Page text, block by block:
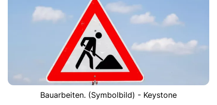
Bauarbeiten. (Symbolbild) - Keystone